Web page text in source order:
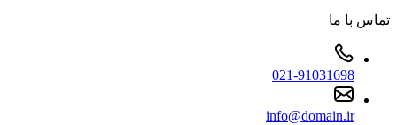
تماس با ما
021-91031698
info@domain.ir